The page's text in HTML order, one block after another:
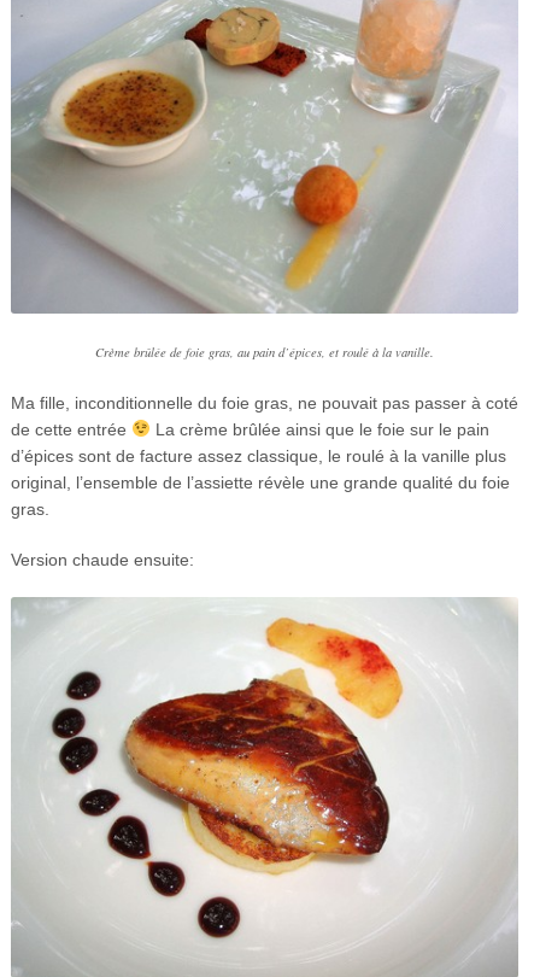
Crème brûlée de foie gras, au pain d’épices, et roulé à la vanille.
Ma fille, inconditionnelle du foie gras, ne pouvait pas passer à coté
de cette entrée
La crème brûlée ainsi que le foie sur le pain
d’épices sont de facture assez classique, le roulé à la vanille plus
original, l’ensemble de l’assiette révèle une grande qualité du foie
gras.
Version chaude ensuite: